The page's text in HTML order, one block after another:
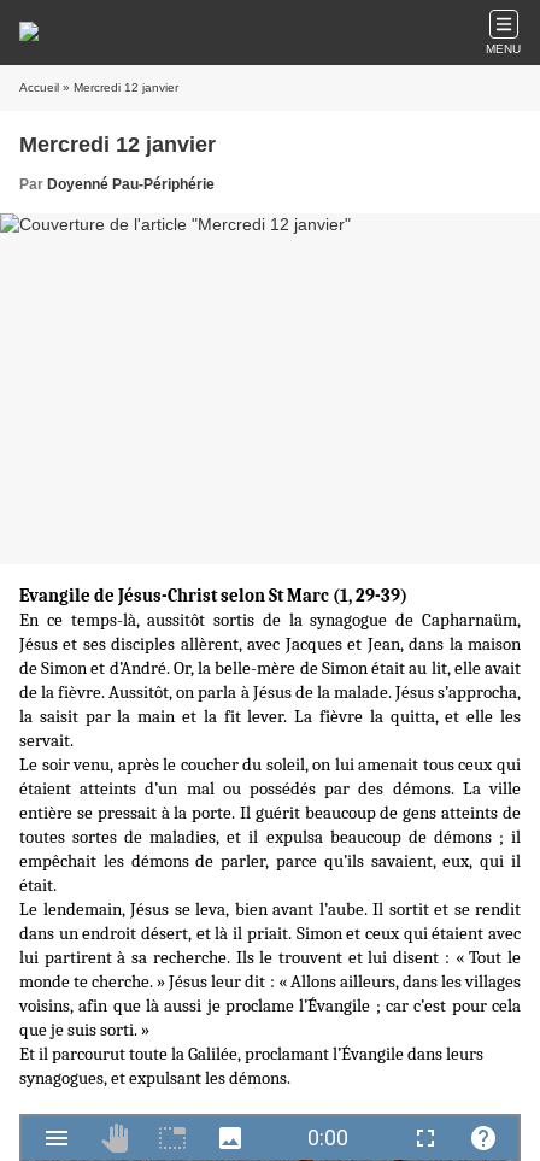
MENU
Accueil » Mercredi 12 janvier
Mercredi 12 janvier
Par Doyenné Pau-Périphérie
Evangile de Jésus-Christ selon St Marc (1, 29-39)
En ce temps-là, aussitôt sortis de la synagogue de Capharnaüm,
Jésus et ses disciples allèrent, avec Jacques et Jean, dans la maison
de Simon et d’André. Or, la belle-mère de Simon était au lit, elle avait
de la fièvre. Aussitôt, on parla à Jésus de la malade. Jésus s’approcha,
la saisit par la main et la fit lever. La fièvre la quitta, et elle les
servait.
Le soir venu, après le coucher du soleil, on lui amenait tous ceux qui
étaient atteints d’un mal ou possédés par des démons. La ville
entière se pressait à la porte. Il guérit beaucoup de gens atteints de
toutes sortes de maladies, et il expulsa beaucoup de démons ; il
empêchait les démons de parler, parce qu’ils savaient, eux, qui il
était.
Le lendemain, Jésus se leva, bien avant l’aube. Il sortit et se rendit
dans un endroit désert, et là il priait. Simon et ceux qui étaient avec
lui partirent à sa recherche. Ils le trouvent et lui disent : « Tout le
monde te cherche. » Jésus leur dit : « Allons ailleurs, dans les villages
voisins, afin que là aussi je proclame l’Évangile ; car c’est pour cela
que je suis sorti. »
Et il parcourut toute la Galilée, proclamant l’Évangile dans leurs
synagogues, et expulsant les démons.